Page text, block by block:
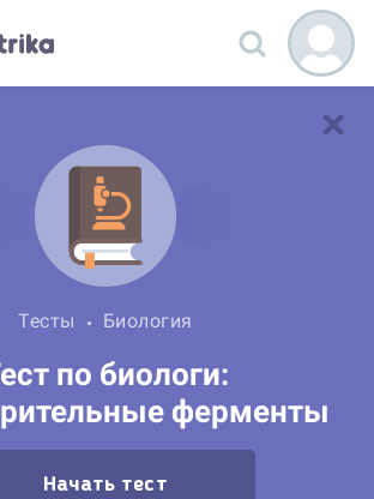
Тесты Биология
по биологи:
ферменты
Начать тест